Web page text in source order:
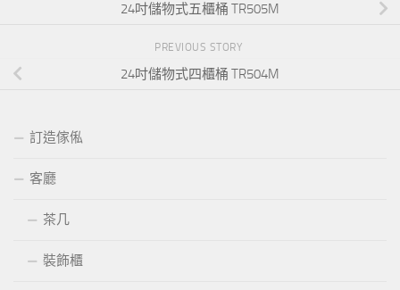
24吋儲物式五櫃桶 TR505M
PREVIOUS STORY
24吋儲物式四櫃桶 TR504M
訂造傢俬
客廳
茶几
裝飾櫃